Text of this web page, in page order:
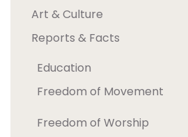
Art & Culture
Reports & Facts
Education
Freedom of Movement
Freedom of Worship